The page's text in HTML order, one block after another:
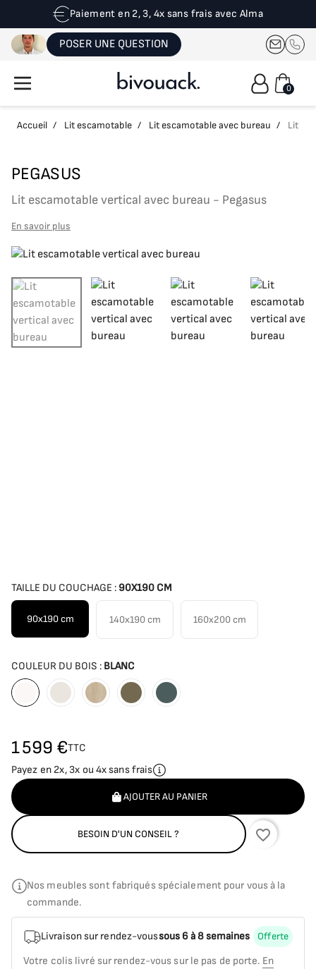
Paiement en 2, 3, 4x sans frais avec Alma
POSER UNE QUESTION
0
Accueil / Lit escamotable / Lit escamotable avec bureau / Lit
PEGASUS
Lit escamotable vertical avec bureau - Pegasus
En savoir plus
TAILLE DU COUCHAGE : 90X190 CM
90x190 cm 140x190 cm 160x200 cm
COULEUR DU BOIS : BLANC
Blanc Seda Bois Olive Plomo
1 599 €TTC
Payez en 2x, 3x ou 4x sans frais
AJOUTER AU PANIER
BESOIN D'UN CONSEIL ? favorite_border
Nos meubles sont fabriqués spécialement pour vous à la
commande.
Livraison sur rendez-voussous 6 à 8 semaines Offerte
Votre colis livré sur rendez-vous sur le pas de porte. En